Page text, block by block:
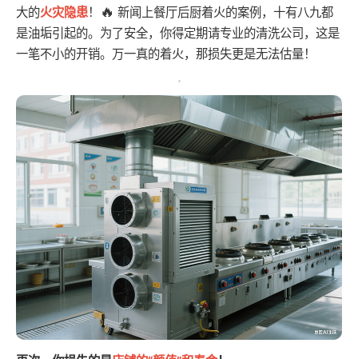
大的火灾隐患！ 🔥 新闻上餐厅后厨着火的案例，十有八九都
是油垢引起的。为了安全，你得定期请专业的清洗公司，这是
一笔不小的开销。万一真的着火，那损失更是无法估量！